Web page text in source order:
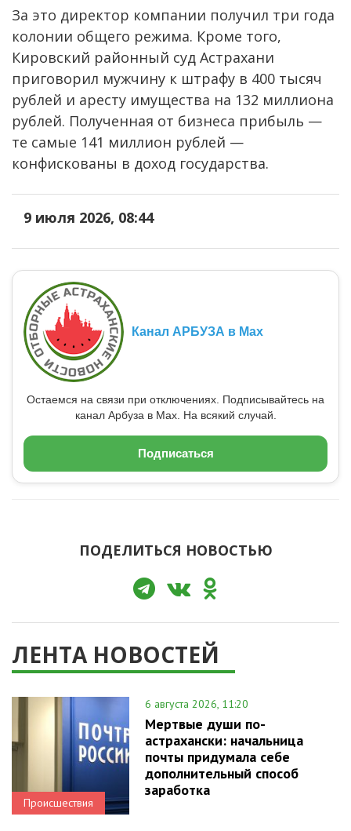
За это директор компании получил три года
колонии общего режима. Кроме того,
Кировский районный суд Астрахани
приговорил мужчину к штрафу в 400 тысяч
рублей и аресту имущества на 132 миллиона
рублей. Полученная от бизнеса прибыль —
те самые 141 миллион рублей —
конфискованы в доход государства.
9 июля 2026, 08:44
Канал АРБУЗА в Max
Остаемся на связи при отключениях. Подписывайтесь на
канал Арбуза в Max. На всякий случай.
Подписаться
ПОДЕЛИТЬСЯ НОВОСТЬЮ
ЛЕНТА НОВОСТЕЙ
Происшествия
6 августа 2026, 11:20
Мертвые души по-
астрахански: начальница
почты придумала себе
дополнительный способ
заработка